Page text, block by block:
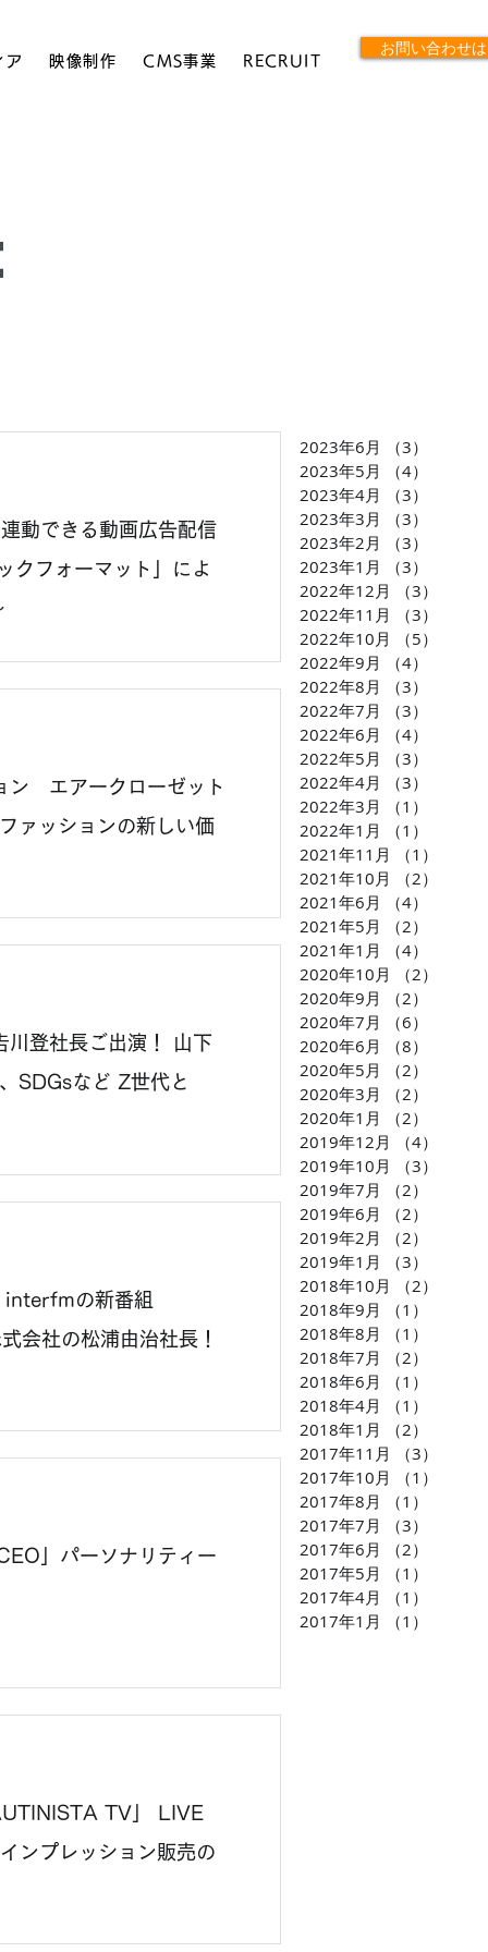
ア 映像制作 CMS事業 RECRUIT
お問い合わせ
動できる動画広告配信
クフォーマット」によ
ン エアークローゼット
ァッションの新しい価
登社長ご出演！ 山下
SDGsなど Z世代と
interfmの新番組
会社の松浦由治社長！
」パーソナリティー
TV」 LIVE
ンプレッション販売の
2023年6月 （3）
2023年5月
（4）
2023年4月
（3）
2023年3月
（3）
2023年2月
（3）
2023年1月
（3）
2022年12月
（3）
2022年11月
（3）
2022年10月
（5）
2022年9月
（4）
2022年8月
（3）
2022年7月
（3）
2022年6月
（4）
2022年5月
（3）
2022年4月
（3）
2022年3月
（1）
2022年1月
（1）
2021年11月
（1）
2021年10月
（2）
2021年6月
（4）
2021年5月
（2）
2021年1月
（4）
2020年10月
（2）
2020年9月
（2）
2020年7月
（6）
2020年6月
（8）
2020年5月
（2）
2020年3月
（2）
2020年1月
（2）
2019年12月
（4）
2019年10月
（3）
2019年7月
（2）
2019年6月
（2）
2019年2月
（2）
2019年1月
（3）
2018年10月
（2）
2018年9月
（1）
2018年8月
（1）
2018年7月
（2）
2018年6月
（1）
2018年4月
（1）
2018年1月
（2）
2017年11月
（3）
2017年10月
（1）
2017年8月
（1）
2017年7月
（3）
2017年6月
（2）
2017年5月
（1）
2017年4月
（1）
2017年1月
（1）